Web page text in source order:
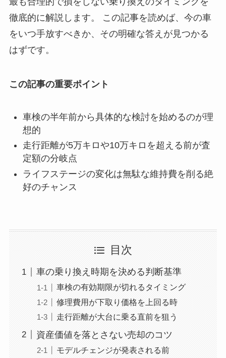
徹底的に解説します。 この記事を読めば、今の車
をいつ手放すべきか、その明確な答えが見つかる
はずです。
この記事の重要ポイント
車検の半年前から具体的な検討を始めるのが理
想的
走行距離が5万キロや10万キロを超える前が査
定額の分岐点
ライフステージの変化は無駄な維持費を削る絶
好のチャンス
目次
車の乗り換え時期を決める判断基準
車検の有効期限が切れるタイミング
修理費用が下取り価格を上回る時
走行距離が大台に乗る直前を狙う
資産価値を落とさない売却のコツ
モデルチェンジが発表される前